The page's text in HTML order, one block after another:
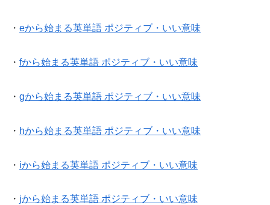
・ eから始まる英単語 ポジティブ・いい意味
・ fから始まる英単語 ポジティブ・いい意味
・ gから始まる英単語 ポジティブ・いい意味
・ hから始まる英単語 ポジティブ・いい意味
・ iから始まる英単語 ポジティブ・いい意味
・ jから始まる英単語 ポジティブ・いい意味